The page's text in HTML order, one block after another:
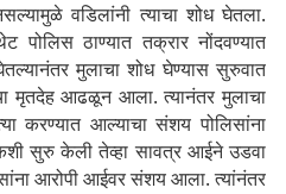
वडिलांनी त्याचा शोध घेतला.
पोलिस ठाण्यात तक्रार नोंदवण्यात
मुलाचा शोध घेण्यास सुरुवात
मृतदेह आढळून आला. त्यानंतर मुलाचा
करण्यात आल्याचा संशय पोलिसांना
सुरु केली तेव्हा सावत्र आईने उडवा
आरोपी आईवर संशय आला. त्यांनंतर